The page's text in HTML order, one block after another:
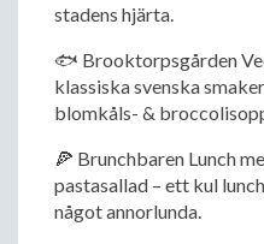
stadens hjärta.
🐟 Brooktorpsgården
klassiska svenska
blomkåls- &
🍕 Brunchbaren Lunch
pastasallad – ett kul
något annorlunda.